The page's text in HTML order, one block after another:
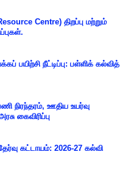
Centre) திறப்பு மற்றும்
பயிற்சி நீட்டிப்பு: பள்ளிக் கல்வித்
நிரந்தரம், ஊதிய உயர்வு
கைவிரிப்பு
கட்டாயம்: 2026-27 கல்வி